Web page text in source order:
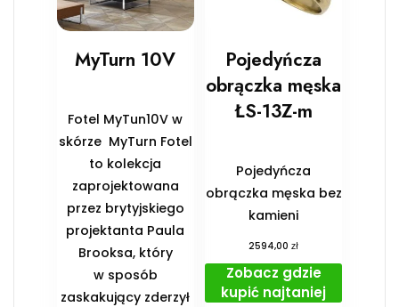
MyTurn 10V
Fotel MyTun10V w
skórze MyTurn Fotel
to kolekcja
zaprojektowana
przez brytyjskiego
projektanta Paula
Brooksa, który
w sposób
zaskakujący zderzył
Pojedyńcza
obrączka męska
ŁS-13Z-m
Pojedyńcza
obrączka męska bez
kamieni
2594,00zł
Zobacz gdzie
kupić najtaniej